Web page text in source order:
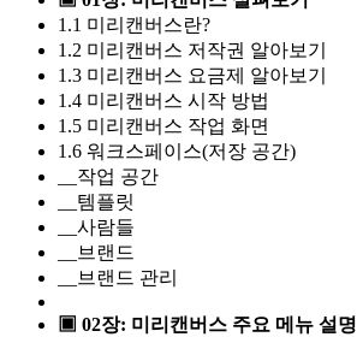
1.1 미리캔버스란?
1.2 미리캔버스 저작권 알아보기
1.3 미리캔버스 요금제 알아보기
1.4 미리캔버스 시작 방법
1.5 미리캔버스 작업 화면
1.6 워크스페이스(저장 공간)
__작업 공간
__템플릿
__사람들
__브랜드
__브랜드 관리
▣ 02장: 미리캔버스 주요 메뉴 설명